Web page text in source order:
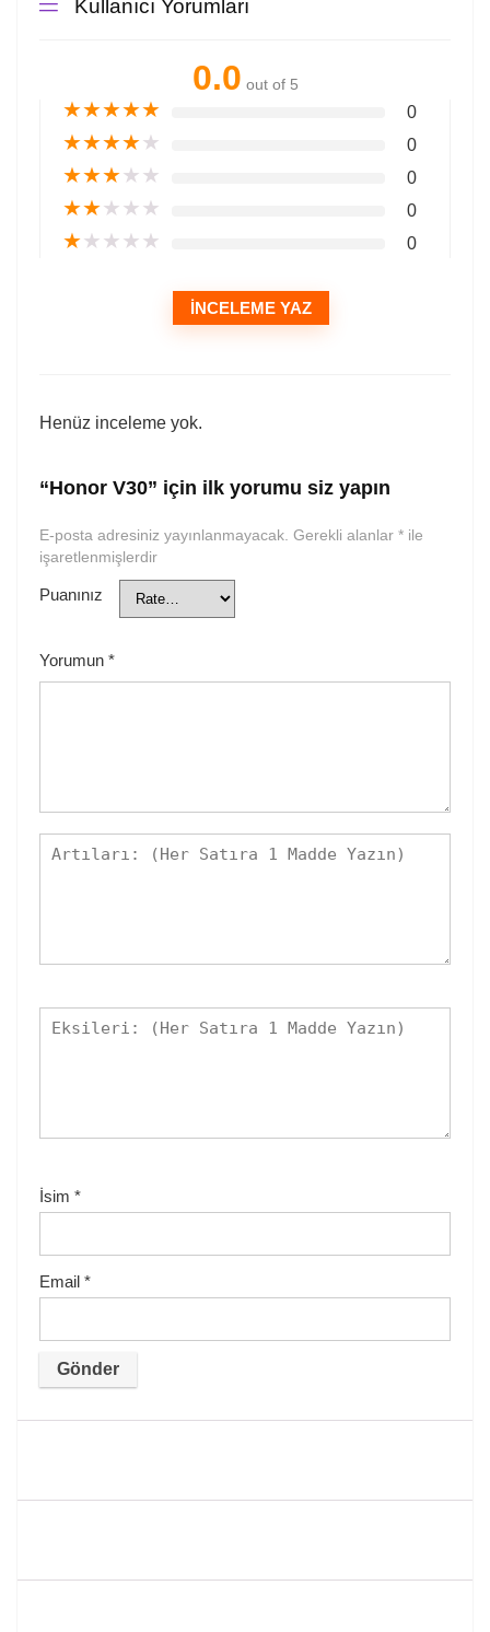
Kullanıcı Yorumları
0.0 out of 5
★★★★★ 0
★★★★★ 0
★★★★★ 0
★★★★★ 0
★★★★★ 0
İNCELEME YAZ
Henüz inceleme yok.
“Honor V30” için ilk yorumu siz yapın
E-posta adresiniz yayınlanmayacak. Gerekli alanlar * ile
işaretlenmişlerdir
Puanınız
Yorumun *
İsim *
Email *